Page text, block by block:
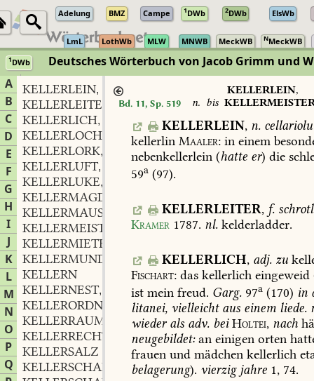
Adelung BMZ Campe 1DWb 2DWb ElsWb
LmL LothWb MLW MNWB MeckWB NMeckWB
1DWb Deutsches Wörterbuch von Jacob Grimm und
A
B
C
D
E
F
G
H
I
J
K
L
M
N
O
P
Q
KELLERLEIN,
KELLERLEITER
f.
KELLERLICH,
KELLERLOCH
KELLERLORK,
KELLERLUFT,
KELLERLUKE,
KELLERMAGD
KELLERMAUS
KELLERMEISTER
m.
KELLERMIETE
KELLERMUND
KELLERN
KELLERNEST,
KELLERORDNUNG
,f.
KELLERRAUM
KELLERRECHT
KELLERSALZ
KELLERSCHABE
Bd. 11, Sp. 519
KELLERLEIN,
n. bis
KELLERLEIN, n.
kellerlin Maaler: in einem
nebenkellerlein (hatte er) die
59a (97).
KELLERLEITER, f.
Kramer 1787. nl. kelderladder.
KELLERLICH, adj. zu
Fischart: das kellerlich eingeweid
ist mein freud. Garg. 97a (170) in
litanei, vielleichtaus einem liede.
wiederals adv. bei Holtei, nach
neugebildet:an einigen orten
frauen und mädchen kellerlich
belagerung). vierzigjahre 1, 74.